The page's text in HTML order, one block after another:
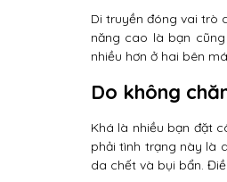
Di truyền đóng vai trò
năng cao là bạn
nhiều hơn ở hai bên
Do không
Khá là nhiều bạn đặt
phải tình trạng này là
da chết và bụi bẩn.